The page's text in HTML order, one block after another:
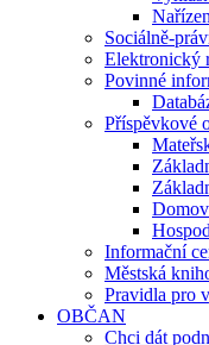
Sociálně-
Elektronický
Povinné
Příspěvkové
Informační
Městská
Pravidla pro
OBČAN
Chci dát